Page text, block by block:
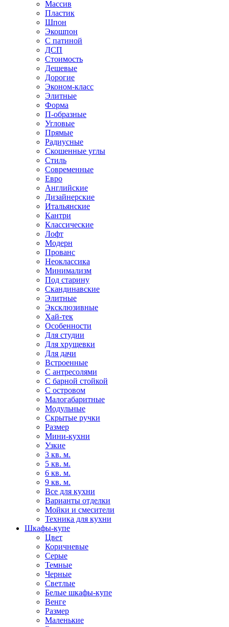
Массив
Пластик
Шпон
Экошпон
С патиной
ДСП
Стоимость
Дешевые
Дорогие
Эконом-класс
Элитные
Форма
П-образные
Угловые
Прямые
Радиусные
Скошенные углы
Стиль
Современные
Евро
Английские
Дизайнерские
Итальянские
Кантри
Классические
Лофт
Модерн
Прованс
Неоклассика
Минимализм
Под старину
Скандинавские
Элитные
Эксклюзивные
Хай-тек
Особенности
Для студии
Для хрущевки
Для дачи
Встроенные
С антресолями
С барной стойкой
С островом
Малогабаритные
Модульные
Скрытые ручки
Размер
Мини-кухни
Узкие
3 кв. м.
5 кв. м.
6 кв. м.
9 кв. м.
Все для кухни
Варианты отделки
Мойки и смесители
Техника для кухни
Шкафы-купе
Цвет
Коричневые
Серые
Темные
Черные
Светлые
Белые шкафы-купе
Венге
Размер
Маленькие